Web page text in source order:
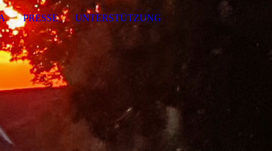
PRESSE UNTERSTÜTZUNG